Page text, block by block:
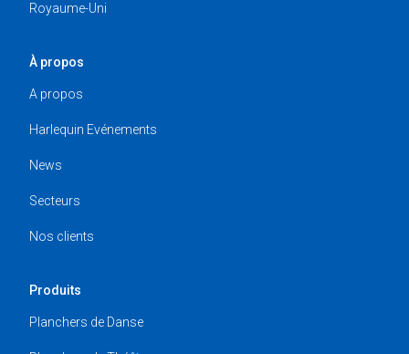
Royaume-Uni
À propos
A propos
Harlequin Evénements
News
Secteurs
Nos clients
Produits
Planchers de Danse